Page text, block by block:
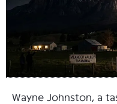
Wayne Johnston, a